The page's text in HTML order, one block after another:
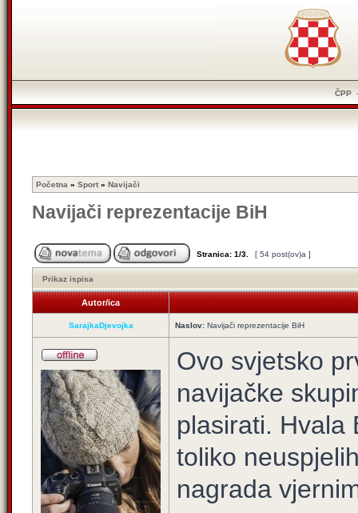
ČPP
Početna » Sport » Navijači
Navijači reprezentacije BiH
Stranica: 1/3 [ 54 post(ov)a ]
Prikaz ispisa
Autor/ica
SarajkaDjevojka Naslov: Navijači reprezentacije BiH
Ovo svjetsko
navijačke
plasirati. Hvala
toliko
nagrada